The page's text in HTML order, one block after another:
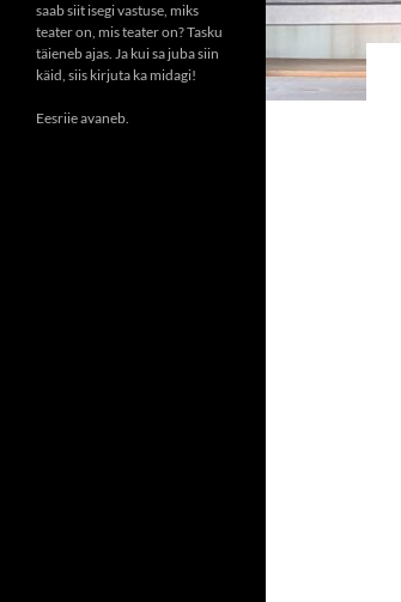
saab siit isegi vastuse, miks
teater on, mis teater on? Tasku
täieneb ajas. Ja kui sa juba siin
käid, siis kirjuta ka midagi!
Eesriie avaneb.